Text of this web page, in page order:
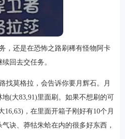
，还是在恐怖之路刷稀有怪物阿卡
回去交任务。
找莫格拉，会告诉你要月辉石。月
(大83,91)里面刷。如果不想刷的可
16,63)，在里面开箱子刚好有10个月
诀、莽牯朱蛤在内的很多好东西，